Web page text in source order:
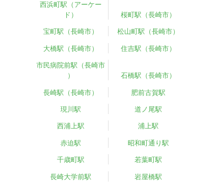
西浜町駅（アーケー
ド）
桜町駅（長崎市）
宝町駅（長崎市） 松山町駅（長崎市）
大橋駅（長崎市） 住吉駅（長崎市）
市民病院前駅（長崎市
）
石橋駅（長崎市）
長崎駅（長崎市） 肥前古賀駅
現川駅 道ノ尾駅
西浦上駅 浦上駅
赤迫駅 昭和町通り駅
千歳町駅 若葉町駅
長崎大学前駅 岩屋橋駅